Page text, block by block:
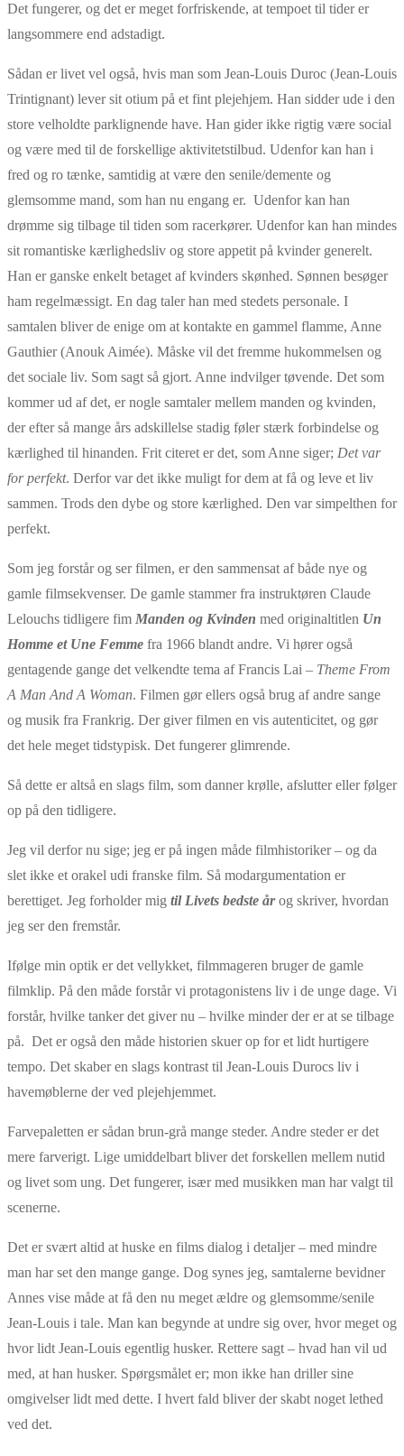
Det fungerer, og det er meget forfriskende, at tempoet til tider er
langsommere end adstadigt.
Sådan er livet vel også, hvis man som Jean-Louis Duroc (Jean-Louis
Trintignant) lever sit otium på et fint plejehjem. Han sidder ude i den
store velholdte parklignende have. Han gider ikke rigtig være social
og være med til de forskellige aktivitetstilbud. Udenfor kan han i
fred og ro tænke, samtidig at være den senile/demente og
glemsomme mand, som han nu engang er. Udenfor kan han
drømme sig tilbage til tiden som racerkører. Udenfor kan han mindes
sit romantiske kærlighedsliv og store appetit på kvinder generelt.
Han er ganske enkelt betaget af kvinders skønhed. Sønnen besøger
ham regelmæssigt. En dag taler han med stedets personale. I
samtalen bliver de enige om at kontakte en gammel flamme, Anne
Gauthier (Anouk Aimée). Måske vil det fremme hukommelsen og
det sociale liv. Som sagt så gjort. Anne indvilger tøvende. Det som
kommer ud af det, er nogle samtaler mellem manden og kvinden,
der efter så mange års adskillelse stadig føler stærk forbindelse og
kærlighed til hinanden. Frit citeret er det, som Anne siger; Det var
for perfekt. Derfor var det ikke muligt for dem at få og leve et liv
sammen. Trods den dybe og store kærlighed. Den var simpelthen for
perfekt.
Som jeg forstår og ser filmen, er den sammensat af både nye og
gamle filmsekvenser. De gamle stammer fra instruktøren Claude
Lelouchs tidligere fim Manden og Kvinden med originaltitlen Un
Homme et Une Femme fra 1966 blandt andre. Vi hører også
gentagende gange det velkendte tema af Francis Lai – Theme From
A Man And A Woman. Filmen gør ellers også brug af andre sange
og musik fra Frankrig. Der giver filmen en vis autenticitet, og gør
det hele meget tidstypisk. Det fungerer glimrende.
Så dette er altså en slags film, som danner krølle, afslutter eller følger
op på den tidligere.
Jeg vil derfor nu sige; jeg er på ingen måde filmhistoriker – og da
slet ikke et orakel udi franske film. Så modargumentation er
berettiget. Jeg forholder mig til Livets bedste årog skriver, hvordan
jeg ser den fremstår.
Ifølge min optik er det vellykket, filmmageren bruger de gamle
filmklip. På den måde forstår vi protagonistens liv i de unge dage. Vi
forstår, hvilke tanker det giver nu – hvilke minder der er at se tilbage
på. Det er også den måde historien skuer op for et lidt hurtigere
tempo. Det skaber en slags kontrast til Jean-Louis Durocs liv i
havemøblerne der ved plejehjemmet.
Farvepaletten er sådan brun-grå mange steder. Andre steder er det
mere farverigt. Lige umiddelbart bliver det forskellen mellem nutid
og livet som ung. Det fungerer, især med musikken man har valgt til
scenerne.
Det er svært altid at huske en films dialog i detaljer – med mindre
man har set den mange gange. Dog synes jeg, samtalerne bevidner
Annes vise måde at få den nu meget ældre og glemsomme/senile
Jean-Louis i tale. Man kan begynde at undre sig over, hvor meget og
hvor lidt Jean-Louis egentlig husker. Rettere sagt – hvad han vil ud
med, at han husker. Spørgsmålet er; mon ikke han driller sine
omgivelser lidt med dette. I hvert fald bliver der skabt noget lethed
ved det.